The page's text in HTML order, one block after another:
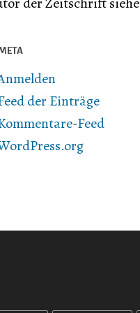
der Einträge
Feed